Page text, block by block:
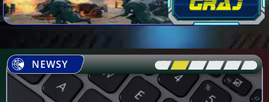
NEWSY [\ \\ \\ \\ \\ \]